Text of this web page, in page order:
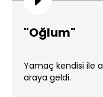
"Oğlum"
Yamaç kendisi ile
araya geldi.